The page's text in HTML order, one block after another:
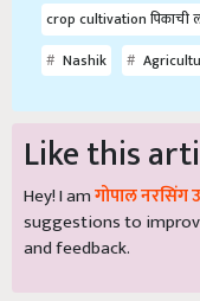
crop cultivation पिकाची
Nashik
Like this
Hey! I amगोपाल नरसिंग
suggestions to
and feedback.